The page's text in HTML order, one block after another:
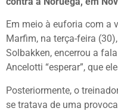
Em meio à euforia com a
Marfim, na terça-feira
Solbakken, encerrou a
Ancelotti “esperar”, que
Posteriormente, o
se tratava de uma